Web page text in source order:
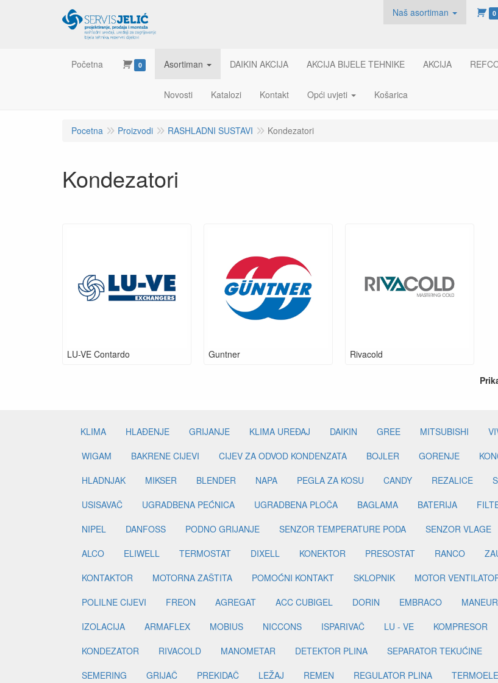
Naš asortiman 0
Početna 0 Asortiman DAIKIN AKCIJA AKCIJA BIJELE TEHNIKE AKCIJA
Novosti Katalozi Kontakt Opći uvjeti Košarica
Pocetna Proizvodi RASHLADNI SUSTAVI Kondezatori
Kondezatori
LU-VE Contardo Guntner Rivacold
KLIMA HLAĐENJE GRIJANJE KLIMA UREĐAJ DAIKIN GREE MITSUBISHI
WIGAM
BAKRENE CIJEVI CIJEV ZA ODVOD KONDENZATA BOJLER GORENJE
HLADNJAK
MIKSER BLENDER NAPA PEGLA ZA KOSU CANDY REZALICE
USISAVAČ
UGRADBENA PEĆNICA UGRADBENA PLOČA BAGLAMA BATERIJA
NIPEL
DANFOSS PODNO GRIJANJE SENZOR TEMPERATURE PODA SENZOR VLAGE
ALCO
ELIWELL TERMOSTAT DIXELL KONEKTOR PRESOSTAT RANCO
KONTAKTOR
MOTORNA ZAŠTITA POMOĆNI KONTAKT SKLOPNIK MOTOR
POLILNE CIJEVI
FREON AGREGAT ACC CUBIGEL DORIN EMBRACO
IZOLACIJA
ARMAFLEX MOBIUS NICCONS ISPARIVAČ LU - VE KOMPRESOR
KONDEZATOR
RIVACOLD MANOMETAR DETEKTOR PLINA SEPARATOR TEKUĆINE
SEMERING
GRIJAČ PREKIDAČ LEŽAJ REMEN REGULATOR PLINA